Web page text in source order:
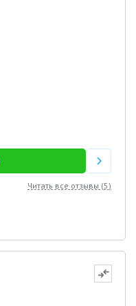
Читать все отзывы (5)